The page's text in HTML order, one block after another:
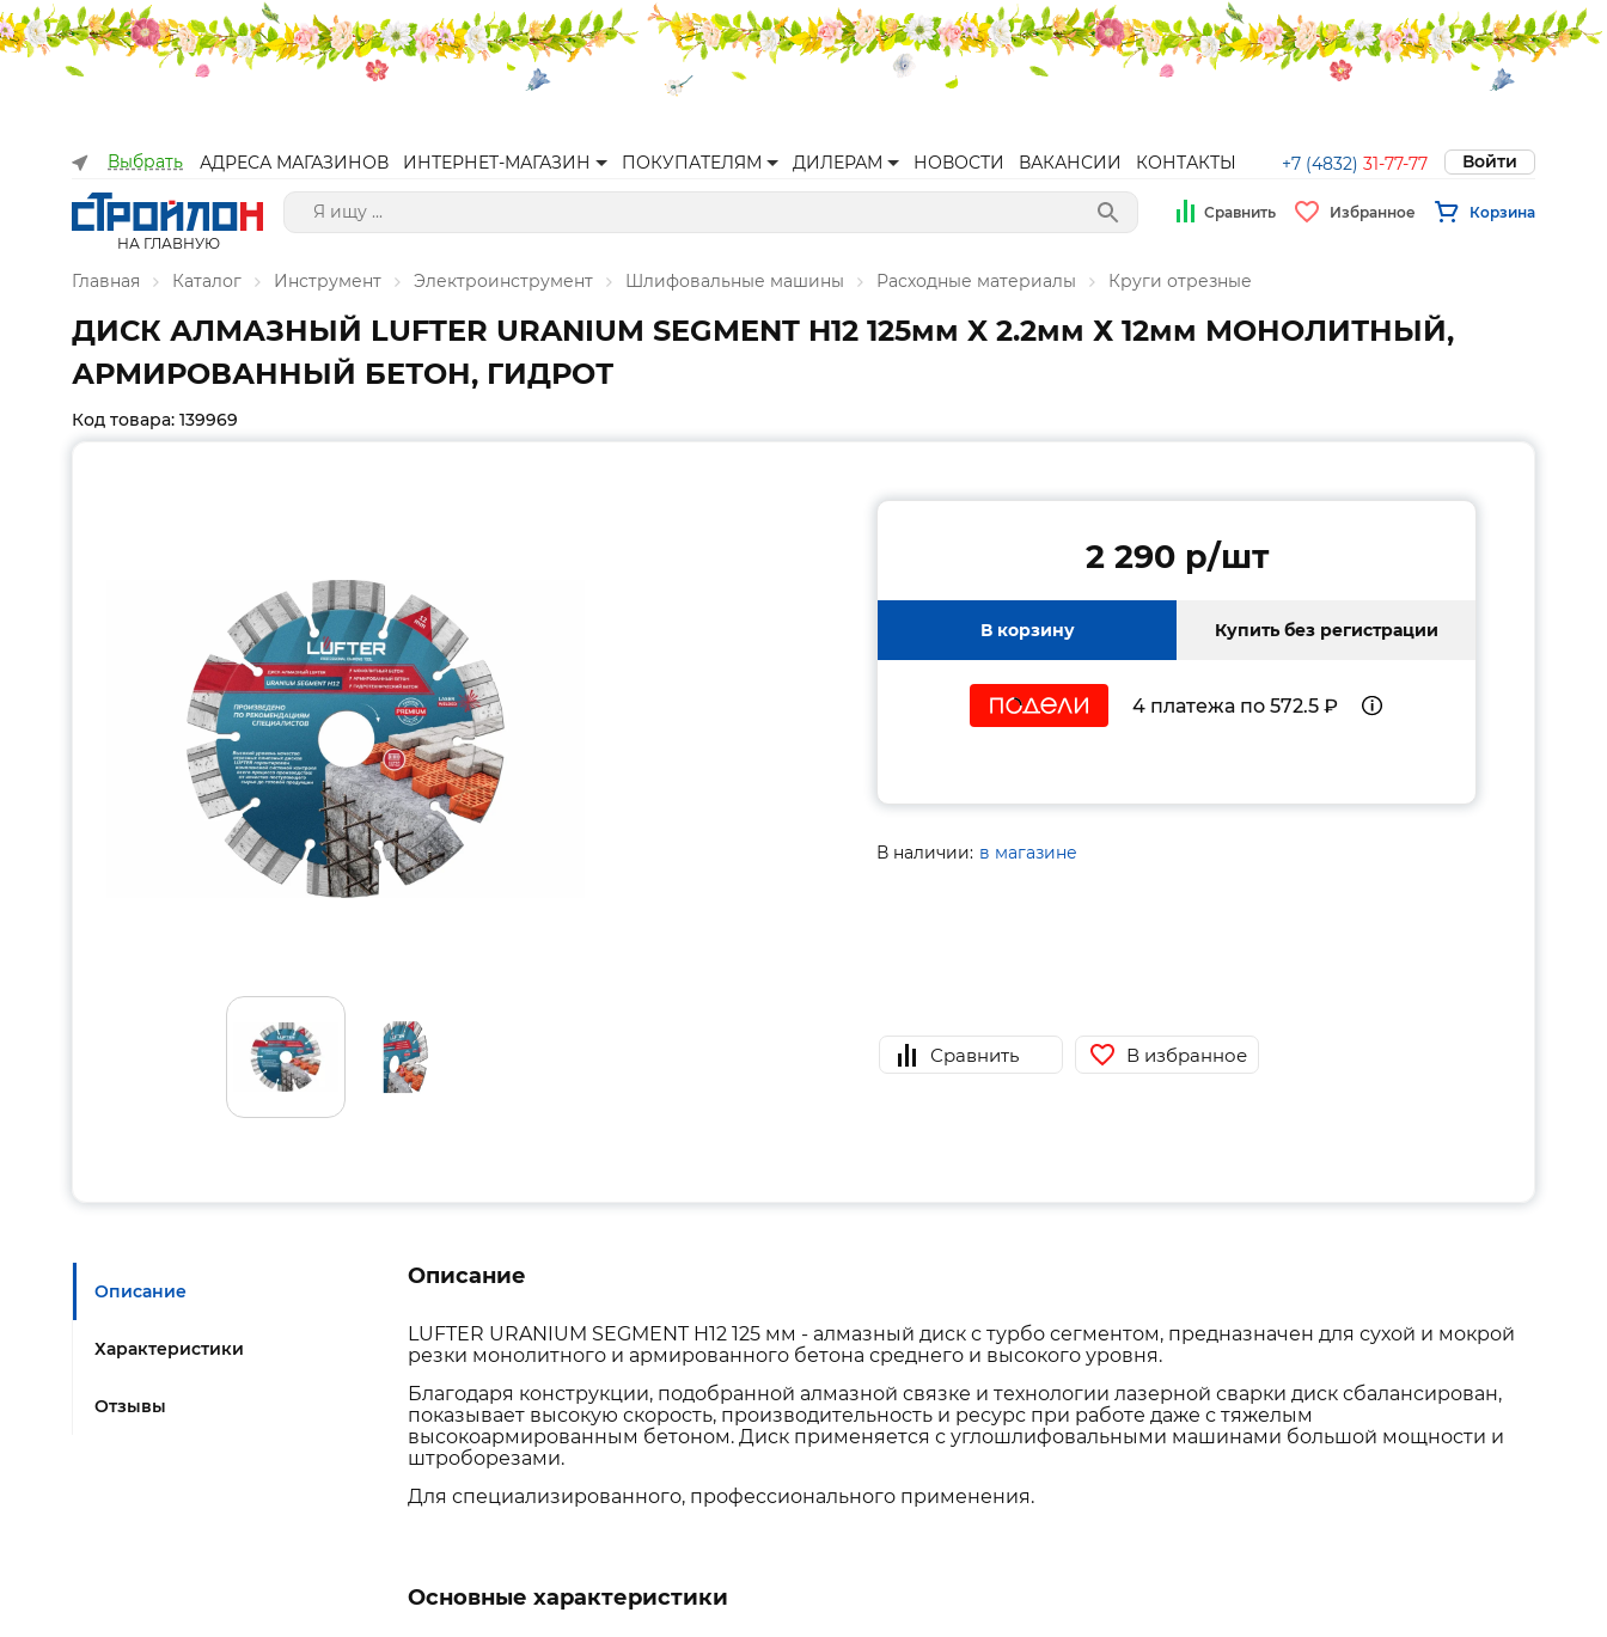
Выбрать АДРЕСА МАГАЗИНОВ ИНТЕРНЕТ-МАГАЗИН ПОКУПАТЕЛЯМ ДИЛЕРАМ НОВОСТИ ВАКАНСИИ КОНТАКТЫ +7 (4832) 31-77-77 Войти
НА ГЛАВНУЮ
Сравнить Избранное Корзина
Главная Каталог Инструмент Электроинструмент Шлифовальные машины Расходные материалы Круги отрезные
ДИСК АЛМАЗНЫЙ LUFTER URANIUM SEGMENT H12 125мм X 2.2мм Х 12мм МОНОЛИТНЫЙ,
АРМИРОВАННЫЙ БЕТОН, ГИДРОТ
Код товара: 139969
2 290 p/шт
В корзину Купить без регистрации
4 платежа по 572.5 ₽
В наличии: в магазине
Сравнить В избранное
Описание
Характеристики
Отзывы
Описание
LUFTER URANIUM SEGMENT H12 125 мм - алмазный диск с турбо сегментом, предназначен для сухой и мокрой
резки монолитного и армированного бетона среднего и высокого уровня.
Благодаря конструкции, подобранной алмазной связке и технологии лазерной сварки диск сбалансирован,
показывает высокую скорость, производительность и ресурс при работе даже с тяжелым
высокоармированным бетоном. Диск применяется с углошлифовальными машинами большой мощности и
штроборезами.
Для специализированного, профессионального применения.
Основные характеристики